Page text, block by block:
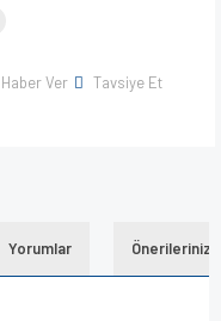
Ver Tavsiye Et
Yorumlar Önerileriniz